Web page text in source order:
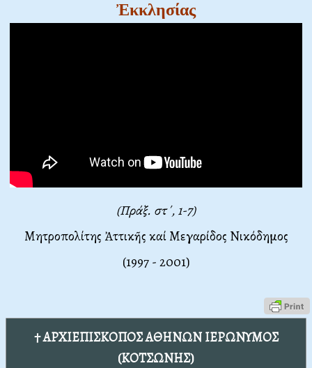
Ἐκκλησίας
(Πράξ. στ΄, 1-7)
Μητροπολίτης Ἀττικῆς καί Μεγαρίδος Νικόδημος
(1997 - 2001)
† ΑΡΧΙΕΠΙΣΚΟΠΟΣ ΑΘΗΝΩΝ ΙΕΡΩΝΥΜΟΣ
(ΚΟΤΣΩΝΗΣ)